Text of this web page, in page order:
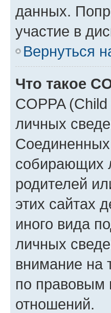
данных.
участие в
Вернуться
Что такое
COPPA
личных
собирающих
родителей
этих сайтах
иного вида
личных
внимание на
по правовым
отношений.